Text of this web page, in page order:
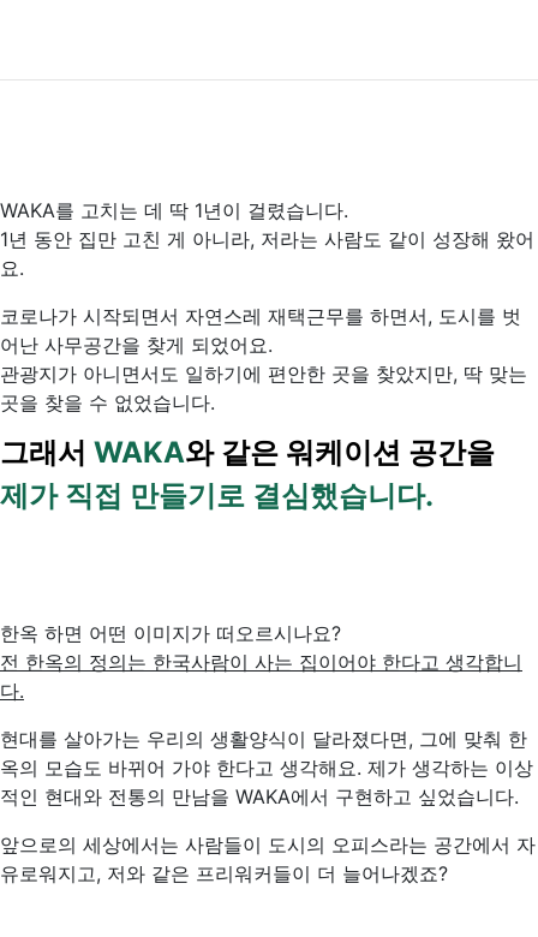
WAKA를 고치는 데 딱 1년이 걸렸습니다.
1년 동안 집만 고친 게 아니라, 저라는 사람도 같이 성장해 왔어
요.
코로나가 시작되면서 자연스레 재택근무를 하면서, 도시를 벗
어난 사무공간을 찾게 되었어요.
관광지가 아니면서도 일하기에 편안한 곳을 찾았지만, 딱 맞는
곳을 찾을 수 없었습니다.
그래서 WAKA와 같은 워케이션 공간을
제가 직접 만들기로 결심했습니다.
한옥 하면 어떤 이미지가 떠오르시나요?
전 한옥의 정의는 한국사람이 사는 집이어야 한다고 생각합니
다.
현대를 살아가는 우리의 생활양식이 달라졌다면, 그에 맞춰 한
옥의 모습도 바뀌어 가야 한다고 생각해요. 제가 생각하는 이상
적인 현대와 전통의 만남을 WAKA에서 구현하고 싶었습니다.
앞으로의 세상에서는 사람들이 도시의 오피스라는 공간에서 자
유로워지고, 저와 같은 프리워커들이 더 늘어나겠죠?